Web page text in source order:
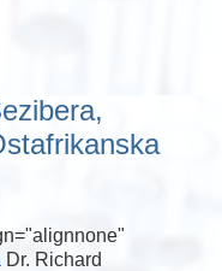
Dr. Richard